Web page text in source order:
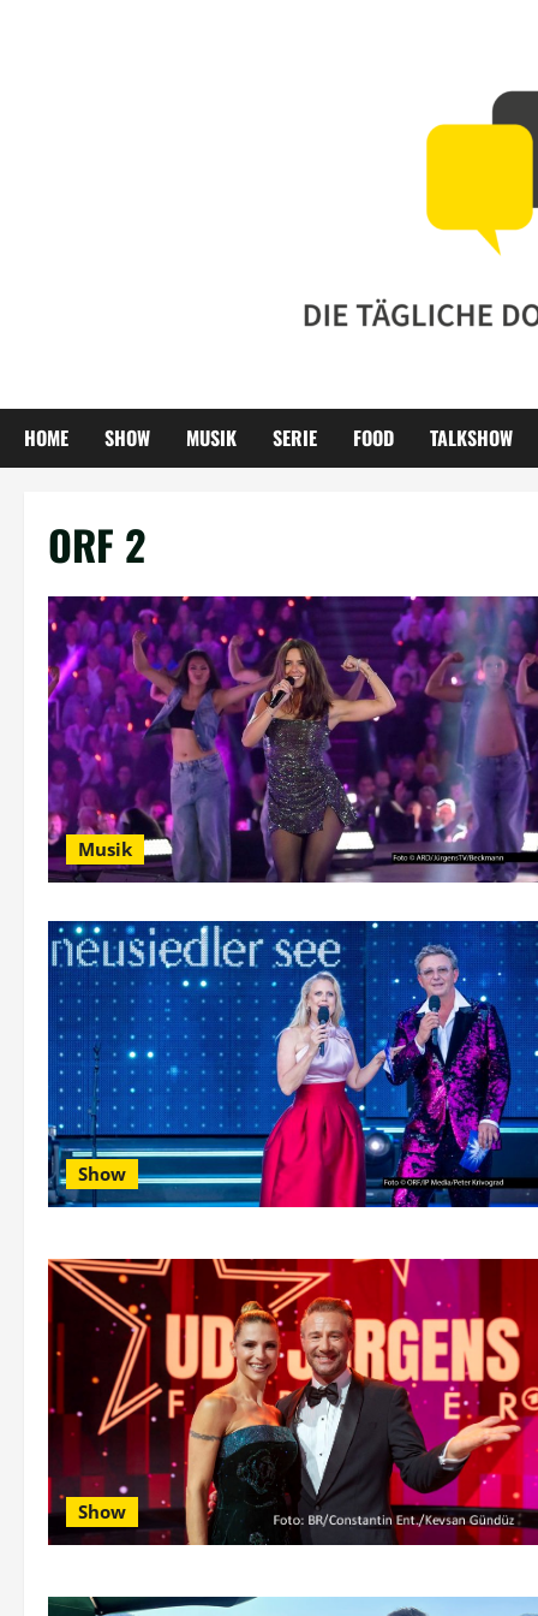
HOME SHOW MUSIK SERIE FOOD TALKSHOW
ORF 2
Musik
Show
Show